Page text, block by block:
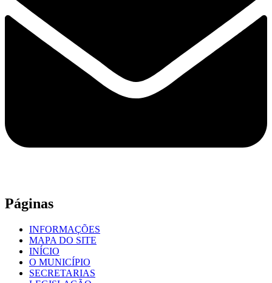
Páginas
INFORMAÇÕES
MAPA DO SITE
INÍCIO
O MUNICÍPIO
SECRETARIAS